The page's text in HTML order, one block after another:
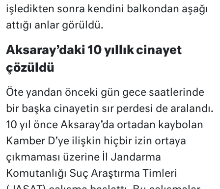
işledikten sonra kendini balkondan aşağı
attığı anlar görüldü.
Aksaray’daki 10 yıllık cinayet
çözüldü
Öte yandan önceki gün gece saatlerinde
bir başka cinayetin sır perdesi de aralandı.
10 yıl önce Aksaray’da ortadan kaybolan
Kamber D’ye ilişkin hiçbir izin ortaya
çıkmaması üzerine İl Jandarma
Komutanlığı Suç Araştırma Timleri